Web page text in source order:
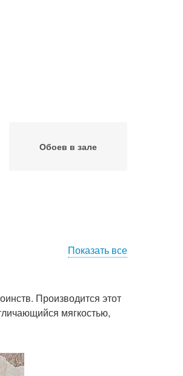
Обоев в зале
Показать все
Производится этот
мягкостью,